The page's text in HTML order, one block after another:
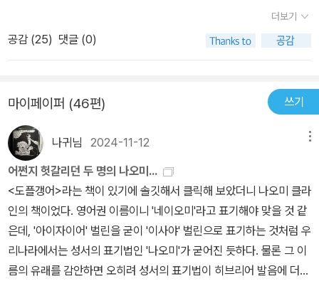
에 따르면 “남성이 지금 여성 대신 거울을 보고 있다. 이제는 아름다
차용해 광고주들이 그 문화의 아름다움의 신화로 남성의 몸을 그리기
시작했다. 이런 이미지가 남성의 성에 더 가까이 초점을 맞추게 되면
남성 일반의 성적 자부심이 흔들릴 것이다. 남성이 더 자기 몸과 분리
되도록 길들여지고 냉혹할 정도로 지나치게 경쟁하도록 길들여져, 어
쩌면 아름다움의 신화가 여성보다 남성을 더욱 심하게 해칠지도 모른
다. _p. 454
가 아니다, 라고 말해주길 바랐지만, 그보다는 '우리는 그냥 각자의 본
성대로 아름답다'고 말하고 있다. 우리는 그냥 이대로도 충분하고 원
래 그렇게 생겨먹었는데, 굳이 세상이 정해놓은 기준에 맞게 우리 자
부드럽게 얘기하는 건 아니다. 여자들이 굶주리는 것에 대해 말할 때,
직업적인 아름다움 요건에 대해 말할 때, 그리고 무엇보다 유방 수술
이나 성기 수술에 대해 말할 때, 그녀의 어조는 시종일관 강하고 세다.
정신 똑바로 차려 여자들아, 아름다움의 신화에 넘어가지마, 속지마,
그러면 여자들이 나아갈 세상이라는 것은 좁아질 뿐이야. 거식증에
걸린 여성에 대해 하는 말을 들어볼까.그녀는 정치적으로 깔끔하고
완벽하게 거세되어 학교 공부나 할 정도의 에너지밖에 없어 계속 영
원히 실내에서만 빙빙 돈다. 그녀에게는 화를 내거나 조직에 참여하
거나 섹스를 좇거나 확성기로 외치거나 야간버스나 여성학 프로그램
명하지 않겠는가?그래서 나는 페미니즘 운동이 대단하다고 생각한
다.그런데 이 책을 읽으면서 역시 5천년이라는 시간은 그저 쌓인 시
간이 아니라는 것을 다시 확인하게 되었다.여성이 이겨내야 할 그 시
확한 표현이겠다.'아름다움의 이데올로기'이 문제를 나는 한번도 남성
중심의 지배체제 가부장제의 반격이라고 생각해보지 않았다.자본주
의 체제의 과도한 상업주의의 폐해 정도로 보는게 내 인식의 다였던
것 같다.조금만 더 생각해보면 수많은 여성이 저 연예인들처럼 나도
예뻐지고 싶다는 단순한 동경만으로 다이어트나 성형수술에 목숨을
걸고 덤비기는 힘들지 않겠는가? 그것이 단순한 동경이라면 말이다.
가부장제가 새롭게 만들어 낸 이 아름다움의 이데올로기는 여성 전체
에 대한 협박이었던 것이다.여성이 자신의 외모를 가꾸도록 노력하지
않는다면 청소년기에는 또래에서의 약자가 될 것이고, 사회에 나가서
는 제대로 취직하거나 성공하기 힘들 것이며, 남성이나 다른 사람으
서 아름다움이란 단어를 접할 때마다 줄곹 친구 한 명과 엄마를 떠올
렸다. 대학 친구는 그리 많지 않은데, 그 중 각별하게 매일 붙어 다녔
철에 같이 앉아 간다면, 바로 내 친구와 명함을 주고 받거나 친구
가 될 수 있다. 왜냐면 친구의 호기심을 자극한다면 곧바로 "저기요
~"하면서 말을 걸기 때문이다. 낯가림이 1도 없는 아이다. 나와는 정
반대의 성격을 가진 아이인데 대학 원서를 넣던 그 날, 과 창구 앞에
서 원서를 넣다가, 그 친구가 갑자기 "저기요~"하고 내게 말을 걸
어 오길래, 고개 돌려 눈을 맞춘 그 날부터 그냥 코가 끼어 졸업할 때
까지 옆자리에 앉았고, 지금도 한 번씩 전화 오면 한없이 하소연을 들
어 주고 받는 사이다.회사에서 스트레스를 받으면 매번 내게 전화
를 걸어 온다. 뭐하냐고 물어오면 "앉아 있어!"라고 답하고, 그 친구
는 맨날 나더러 팔자 좋다고 자기도 집에 들어 앉아 놀고 싶다고 부럽
더보기
공감 (25) 댓글 (0)
마이페이퍼 (46편) 쓰기
나귀님 2024-11-12
어쩐지 헛갈리던 두 명의 나오미...
<도플갱어>라는 책이 있기에 솔깃해서 클릭해 보았더니 나오미 클라
인의 책이었다. 영어권 이름이니 '네이오미'라고 표기해야 맞을 것 같
은데, '아이자이어' 벌린을 굳이 '이사야' 벌린으로 표기하는 것처럼 우
리나라에서는 성서의 표기법인 '나오미'가 굳어진 듯하다. 물론 그 이
름의 유래를 감안하면 오히려 성서의 표기법이 히브리어 발음에 더